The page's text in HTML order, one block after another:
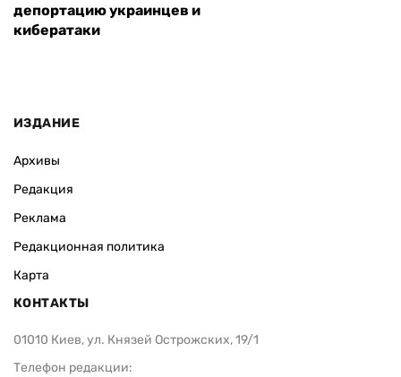
депортацию украинцев и
кибератаки
ИЗДАНИЕ
Архивы
Редакция
Реклама
Редакционная политика
Карта
КОНТАКТЫ
01010 Киев, ул. Князей Острожских, 19/1
Телефон редакции: